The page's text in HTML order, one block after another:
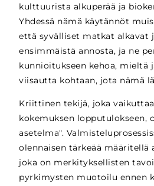
kulttuurista alkuperää ja
Yhdessä nämä käytännöt
että syvälliset matkat alkavat
ensimmäistä annosta, ja ne
kunnioitukseen kehoa, mieltä
viisautta kohtaan, jota nämä
Kriittinen tekijä, joka
kokemuksen lopputulokseen,
asetelma".
olennaisen tärkeää määritellä
joka on merkityksellisten
pyrkimysten muotoilu ennen